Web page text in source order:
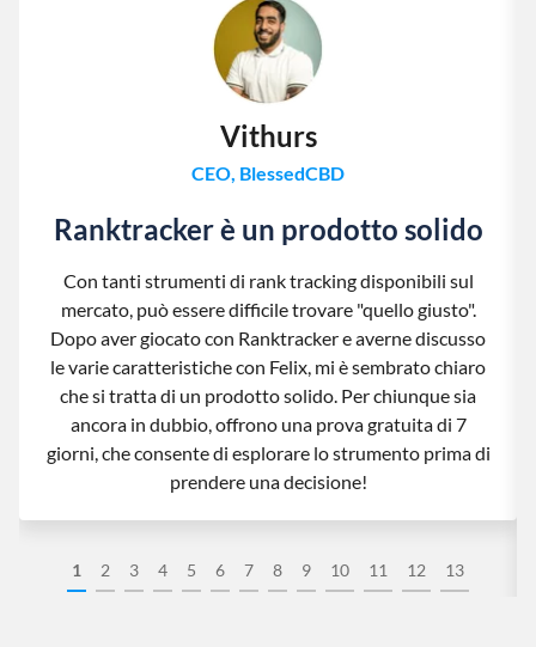
1 2 3 4 5 6 7 8 9 10 11 12 13
Vithurs
CEO, BlessedCBD
Ranktracker è un prodotto solido
Con tanti strumenti di rank tracking disponibili sul
mercato, può essere difficile trovare "quello giusto".
Dopo aver giocato con Ranktracker e averne discusso
le varie caratteristiche con Felix, mi è sembrato chiaro
che si tratta di un prodotto solido. Per chiunque sia
ancora in dubbio, offrono una prova gratuita di 7
giorni, che consente di esplorare lo strumento prima di
prendere una decisione!